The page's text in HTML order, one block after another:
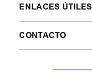
ENLACES ÚTILES
CONTACTO